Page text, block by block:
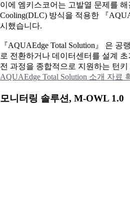
이에 엠키스코어는 고발열 문제를
Cooling(DLC) 방식을 적용한 『
시했습니다.
『AQUAEdge Total Solution』 은
로 전환하거나 데이터센터를 설계
전 과정을 종합적으로 지원하는 턴
AQUAEdge Total Solution 소개 자료
모니터링 솔루션, M-OWL 1.0